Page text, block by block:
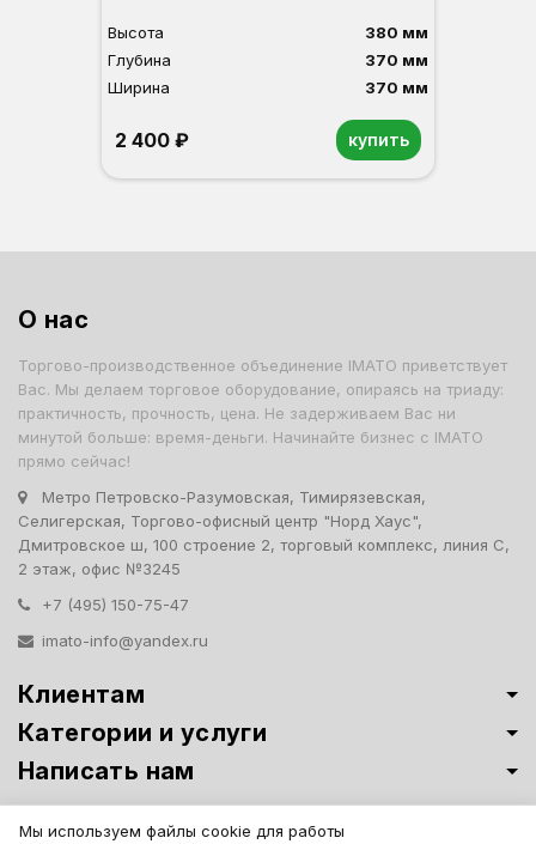
Высота
380 мм
Глубина
370 мм
Ширина
370 мм
2 400 ₽ купить
О нас
Торгово-производственное объединение IMATO приветствует
Вас. Мы делаем торговое оборудование, опираясь на триаду:
практичность, прочность, цена. Не задерживаем Вас ни
минутой больше: время-деньги. Начинайте бизнес с IMATO
прямо сейчас!
Метро Петровско-Разумовская, Тимирязевская,
Селигерская, Торгово-офисный центр "Норд Хаус",
Дмитровское ш, 100 строение 2, торговый комплекс, линия С,
2 этаж, офис №3245
+7 (495) 150-75-47
imato-info@yandex.ru
Клиентам
Категории и услуги
Написать нам
Витрины премиум-класса ИМАТО
Политика обработки персональных
Мы используем файлы cookie для работы